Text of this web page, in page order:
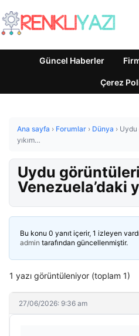
Güncel Haberler
Çerez
Ana sayfa › Forumlar › Dünya › Uydu
yıkım…
Uydu
Venezuela’daki
Bu konu 0 yanıt içerir, 1 izleyen
admin tarafından güncellenmiştir.
1 yazı görüntüleniyor (toplam 1)
27/06/2026: 9:36 am